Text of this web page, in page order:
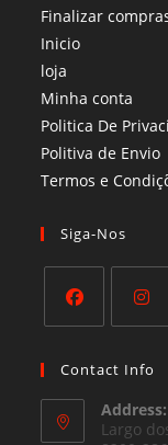
Finalizar
Inicio
loja
Minha conta
Politica De
Politiva de Envio
Termos e
Siga-Nos
in
a
new
in
new
Contact Info
Address:
Largo